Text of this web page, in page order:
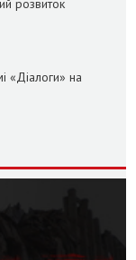
розвиток
«Діалоги» на